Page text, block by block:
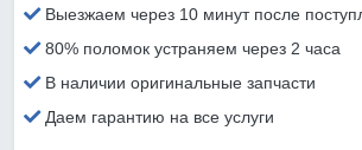
Выезжаем через 10 минут после
80% поломок устраняем через 2 часа
В наличии оригинальные запчасти
Даем гарантию на все услуги